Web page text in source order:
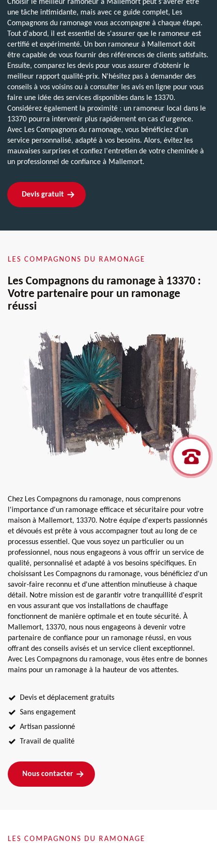
Choisir le meilleur ramoneur à Mallemort peut s'avérer être
une tâche intimidante, mais avec ce guide complet, Les
Compagnons du ramonage vous accompagne à chaque étape.
Tout d'abord, il est essentiel de s'assurer que le ramoneur est
certifié et expérimenté. Un bon ramoneur à Mallemort doit
être capable de vous fournir des références de clients satisfaits.
Ensuite, comparez les devis pour vous assurer d'obtenir le
meilleur rapport qualité-prix. N'hésitez pas à demander des
conseils à vos voisins ou à consulter les avis en ligne pour vous
faire une idée des services disponibles dans le 13370.
Considérez également la proximité : un ramoneur local dans le
13370 pourra intervenir plus rapidement en cas d'urgence.
Avec Les Compagnons du ramonage, vous bénéficiez d'un
service personnalisé, adapté à vos besoins. Alors, évitez les
mauvaises surprises et confiez l'entretien de votre cheminée à
un professionnel de confiance à Mallemort.
Devis gratuit
LES COMPAGNONS DU RAMONAGE
Les Compagnons du ramonage à 13370 :
Votre partenaire pour un ramonage
réussi
Chez Les Compagnons du ramonage, nous comprenons
l'importance d'un ramonage efficace et sécuritaire pour votre
maison à Mallemort, 13370. Notre équipe d'experts passionnés
et dévoués est prête à vous accompagner tout au long de ce
processus essentiel. Que vous soyez un particulier ou un
professionnel, nous nous engageons à vous offrir un service de
qualité, personnalisé et adapté à vos besoins spécifiques. En
choisissant Les Compagnons du ramonage, vous bénéficiez d'un
savoir-faire reconnu et d'une attention minutieuse à chaque
détail. Notre mission est de garantir votre tranquillité d'esprit
en vous assurant que vos installations de chauffage
fonctionnent de manière optimale et en toute sécurité. À
Mallemort, 13370, nous nous engageons à devenir votre
partenaire de confiance pour un ramonage réussi, en vous
offrant des conseils avisés et un service client exceptionnel.
Avec Les Compagnons du ramonage, vous êtes entre de bonnes
mains pour un ramonage à la hauteur de vos attentes.
Devis et déplacement gratuits
Sans engagement
Artisan passionné
Travail de qualité
Nous contacter
LES COMPAGNONS DU RAMONAGE